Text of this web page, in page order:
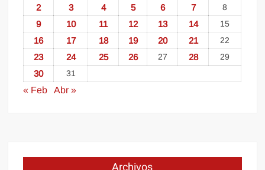
2 3 4 5 6 7 8
9 10 11 12 13 14 15
16 17 18 19 20 21 22
23 24 25 26 27 28 29
30 31
« Feb Abr »